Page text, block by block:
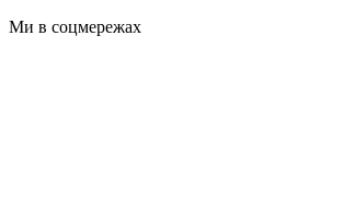
Ми в соцмережах